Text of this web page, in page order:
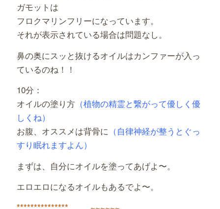
ガモットは
フロクマリンフリーになっています。
それが表示されている場合は問題なし。
鼻の奥にスッと抜けるオイルはカンファーが入っ
ているのね！！
10分：
オイルの塗り方（植物の精霊と繋がって優しく優
しくね）
お腹、オススメは背骨に （自律神経が整うとぐっ
すり眠れますよん）
まずは、自分にオイルを塗ってあげよ〜。
エロエロになるオイルもあるでよ〜。